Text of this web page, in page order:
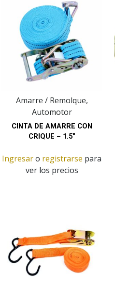
Amarre / Remolque,
Automotor
CINTA DE AMARRE CON
CRIQUE – 1.5″
Ingresaro registrarse para
ver los precios